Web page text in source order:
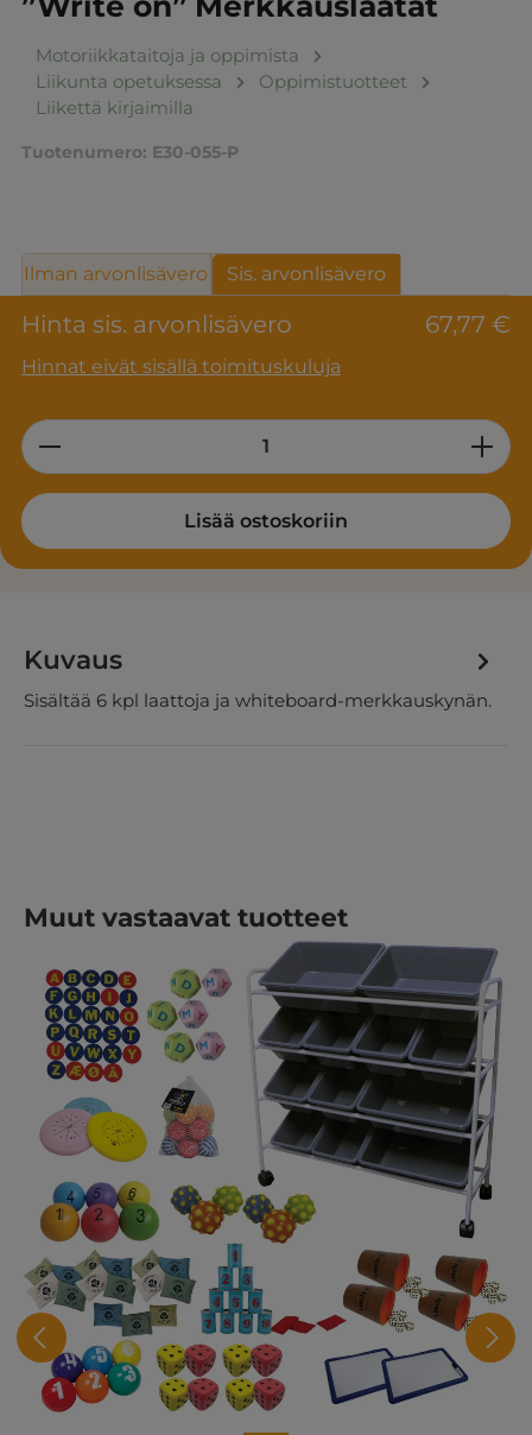
Motoriikkataitoja ja oppimista
Liikunta opetuksessa
Oppimistuotteet
Liikettä kirjaimilla
Tuotenumero: E30-055-P
Hinta sis. arvonlisävero 67,77 €
Hinnat eivät sisällä toimituskuluja
Ilman arvonlisävero Sis. arvonlisävero
Product Quantity: Enter the desired
Lisää ostoskoriin
Kuvaus
Sisältää 6 kpl laattoja ja whiteboard-merkkauskynän.
Ohita tuotegalleria
Muut vastaavat tuotteet